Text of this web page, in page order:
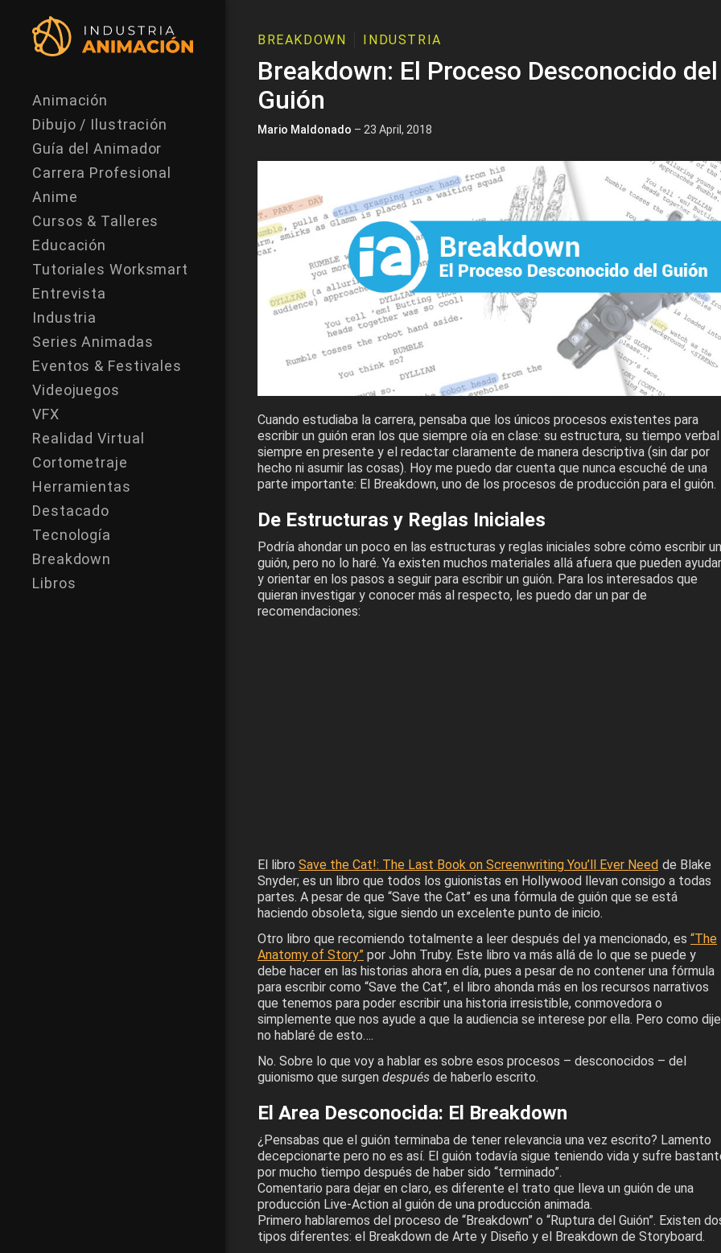
Animación
Dibujo / Ilustración
Guía del Animador
Carrera Profesional
Anime
Cursos & Talleres
Educación
Tutoriales Worksmart
Entrevista
Industria
Series Animadas
Eventos & Festivales
Videojuegos
VFX
Realidad Virtual
Cortometraje
Herramientas
Destacado
Tecnología
Breakdown
Libros
BREAKDOWN INDUSTRIA
Breakdown: El Proceso Desconocido del
Guión
Mario Maldonado – 23 April, 2018
Cuando estudiaba la carrera, pensaba que los únicos procesos existentes para
escribir un guión eran los que siempre oía en clase: su estructura, su tiempo verbal
siempre en presente y el redactar claramente de manera descriptiva (sin dar por
hecho ni asumir las cosas). Hoy me puedo dar cuenta que nunca escuché de una
parte importante: El Breakdown, uno de los procesos de producción para el guión.
De Estructuras y Reglas Iniciales
Podría ahondar un poco en las estructuras y reglas iniciales sobre cómo escribir un
guión, pero no lo haré. Ya existen muchos materiales allá afuera que pueden ayudar
y orientar en los pasos a seguir para escribir un guión. Para los interesados que
quieran investigar y conocer más al respecto, les puedo dar un par de
recomendaciones:
El libro Save the Cat!: The Last Book on Screenwriting You’ll Ever Need de Blake
Snyder; es un libro que todos los guionistas en Hollywood llevan consigo a todas
partes. A pesar de que “Save the Cat” es una fórmula de guión que se está
haciendo obsoleta, sigue siendo un excelente punto de inicio.
Otro libro que recomiendo totalmente a leer después del ya mencionado, es “The
Anatomy of Story” por John Truby. Este libro va más allá de lo que se puede y
debe hacer en las historias ahora en día, pues a pesar de no contener una fórmula
para escribir como “Save the Cat”, el libro ahonda más en los recursos narrativos
que tenemos para poder escribir una historia irresistible, conmovedora o
simplemente que nos ayude a que la audiencia se interese por ella. Pero como
no hablaré de esto….
No. Sobre lo que voy a hablar es sobre esos procesos – desconocidos – del
guionismo que surgen después de haberlo escrito.
El Area Desconocida: El Breakdown
¿Pensabas que el guión terminaba de tener relevancia una vez escrito? Lamento
decepcionarte pero no es así. El guión todavía sigue teniendo vida y sufre
por mucho tiempo después de haber sido “terminado”.
Comentario para dejar en claro, es diferente el trato que lleva un guión de una
producción Live-Action al guión de una producción animada.
Primero hablaremos del proceso de “Breakdown” o “Ruptura del Guión”. Existen
tipos diferentes: el Breakdown de Arte y Diseño y el Breakdown de Storyboard.